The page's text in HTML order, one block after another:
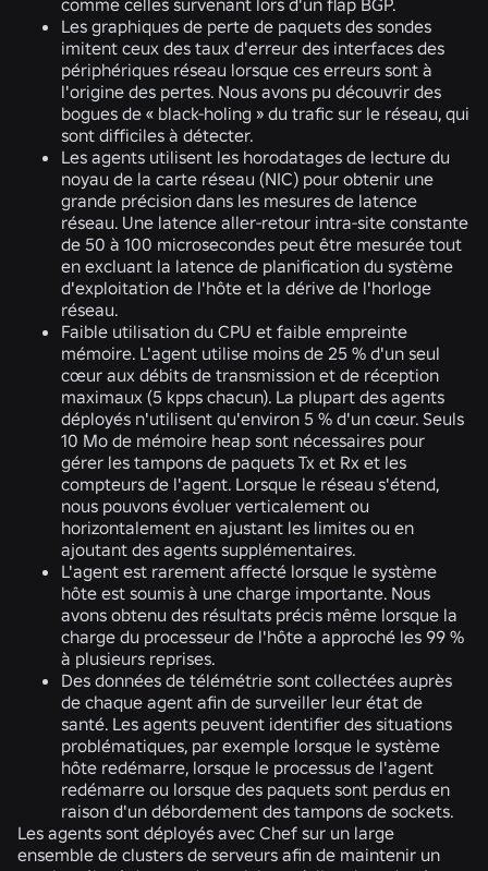
Les graphiques de perte de paquets des sondes
imitent ceux des taux d'erreur des interfaces des
périphériques réseau lorsque ces erreurs sont à
l'origine des pertes. Nous avons pu découvrir des
bogues de « black-holing » du trafic sur le réseau, qui
sont difficiles à détecter.
Les agents utilisent les horodatages de lecture du
noyau de la carte réseau (NIC) pour obtenir une
grande précision dans les mesures de latence
réseau. Une latence aller-retour intra-site constante
de 50 à 100 microsecondes peut être mesurée tout
en excluant la latence de planification du système
d'exploitation de l'hôte et la dérive de l'horloge
réseau.
Faible utilisation du CPU et faible empreinte
mémoire. L'agent utilise moins de 25 % d'un seul
cœur aux débits de transmission et de réception
maximaux (5 kpps chacun). La plupart des agents
déployés n'utilisent qu'environ 5 % d'un cœur. Seuls
10 Mo de mémoire heap sont nécessaires pour
gérer les tampons de paquets Tx et Rx et les
compteurs de l'agent. Lorsque le réseau s'étend,
nous pouvons évoluer verticalement ou
horizontalement en ajustant les limites ou en
ajoutant des agents supplémentaires.
L'agent est rarement affecté lorsque le système
hôte est soumis à une charge importante. Nous
avons obtenu des résultats précis même lorsque la
charge du processeur de l'hôte a approché les 99 %
à plusieurs reprises.
Des données de télémétrie sont collectées auprès
de chaque agent afin de surveiller leur état de
santé. Les agents peuvent identifier des situations
problématiques, par exemple lorsque le système
hôte redémarre, lorsque le processus de l'agent
redémarre ou lorsque des paquets sont perdus en
raison d'un débordement des tampons de sockets.
Les agents sont déployés avec Chef sur un large
ensemble de clusters de serveurs afin de maintenir un